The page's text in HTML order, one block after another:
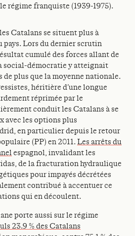
régime franquiste (1939-1975).
Catalans se situent plus à
pays. Lors du dernier scrutin
cumulé des forces allant de
social-démocratie y atteignait
de plus que la moyenne nationale.
héritière d’une longue
réprimée par le
conduit les Catalans à se
avec les options plus
en particulier depuis le retour
(PP) en 2011. Les arrêts du
espagnol, invalidant les
de la fracturation hydraulique
pour impayés décrétées
contribué à accentuer ce
qui en découlent.
porte aussi sur le régime
23.9 % des Catalans